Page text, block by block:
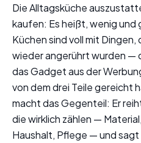
Die Alltagsküche
kaufen: Es heißt, wenig und
Küchen sind voll mit
wieder angerührt wurden —
das Gadget aus der
von dem drei Teile gereicht
macht das Gegenteil: Er
die wirklich zählen —
Haushalt, Pflege — und sagt